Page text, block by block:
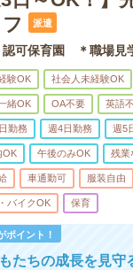
派遣
認可保育園 ＊職場見
験OK 社会人未経験OK
緒OK OA不要 英語
勤務 週4日勤務 週5
OK 午後のみOK 残業
車通勤可 服装自由
バイクOK 保育
ポイント！
たちの成長を見守